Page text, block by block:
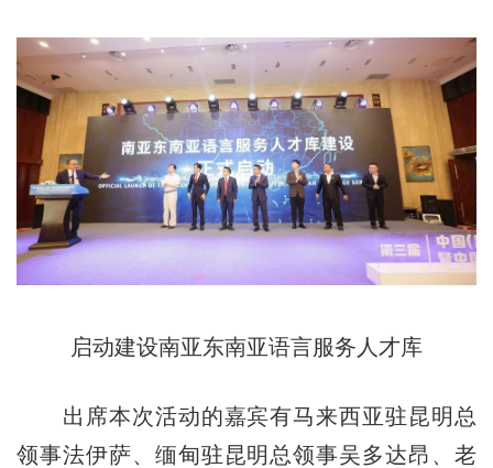
启动建设南亚东南亚语言服务人才库
出席本次活动的嘉宾有马来西亚驻昆明总
领事法伊萨、缅甸驻昆明总领事吴多达昂、老